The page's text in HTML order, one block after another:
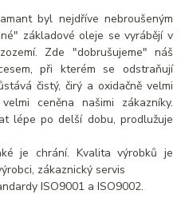
byl nejdříve nebroušeným
základové oleje se vyrábějí v
Zde "dobrušujeme" náš
při kterém se odstraňují
čistý, čirý a oxidačně velmi
ceněna našimi zákazníky.
lépe po delší dobu, prodlužuje
je chrání. Kvalita výrobků je
zákaznický servis
ISO9001 a ISO9002.